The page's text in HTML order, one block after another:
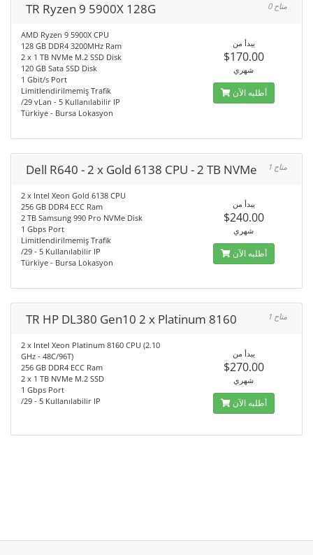
TR Ryzen 9 5900X 128G 0 متاح
AMD Ryzen 9 5900X CPU
128 GB DDR4 3200MHz Ram
2 x 1 TB NVMe M.2 SSD Disk
120 GB Sata SSD Disk
1 Gbit/s Port
Limitlendirilmemiş Trafik
/29 vLan - 5 Kullanılabilir IP
Türkiye - Bursa Lokasyon
يبدأ من
$170.00
شهري
أطلبه الآن
Dell R640 - 2 x Gold 6138 CPU - 2 TB NVMe 1 متاح
2 x Intel Xeon Gold 6138 CPU
256 GB DDR4 ECC Ram
2 TB Samsung 990 Pro NVMe Disk
1 Gbps Port
Limitlendirilmemiş Trafik
/29 - 5 Kullanılabilir IP
Türkiye - Bursa Lokasyon
يبدأ من
$240.00
شهري
أطلبه الآن
TR HP DL380 Gen10 2 x Platinum 8160 1 متاح
2 x Intel Xeon Platinum 8160 CPU (2.10
GHz - 48C/96T)
256 GB DDR4 ECC Ram
2 x 1 TB NVMe M.2 SSD
1 Gbps Port
/29 - 5 Kullanılabilir IP
يبدأ من
$270.00
شهري
أطلبه الآن